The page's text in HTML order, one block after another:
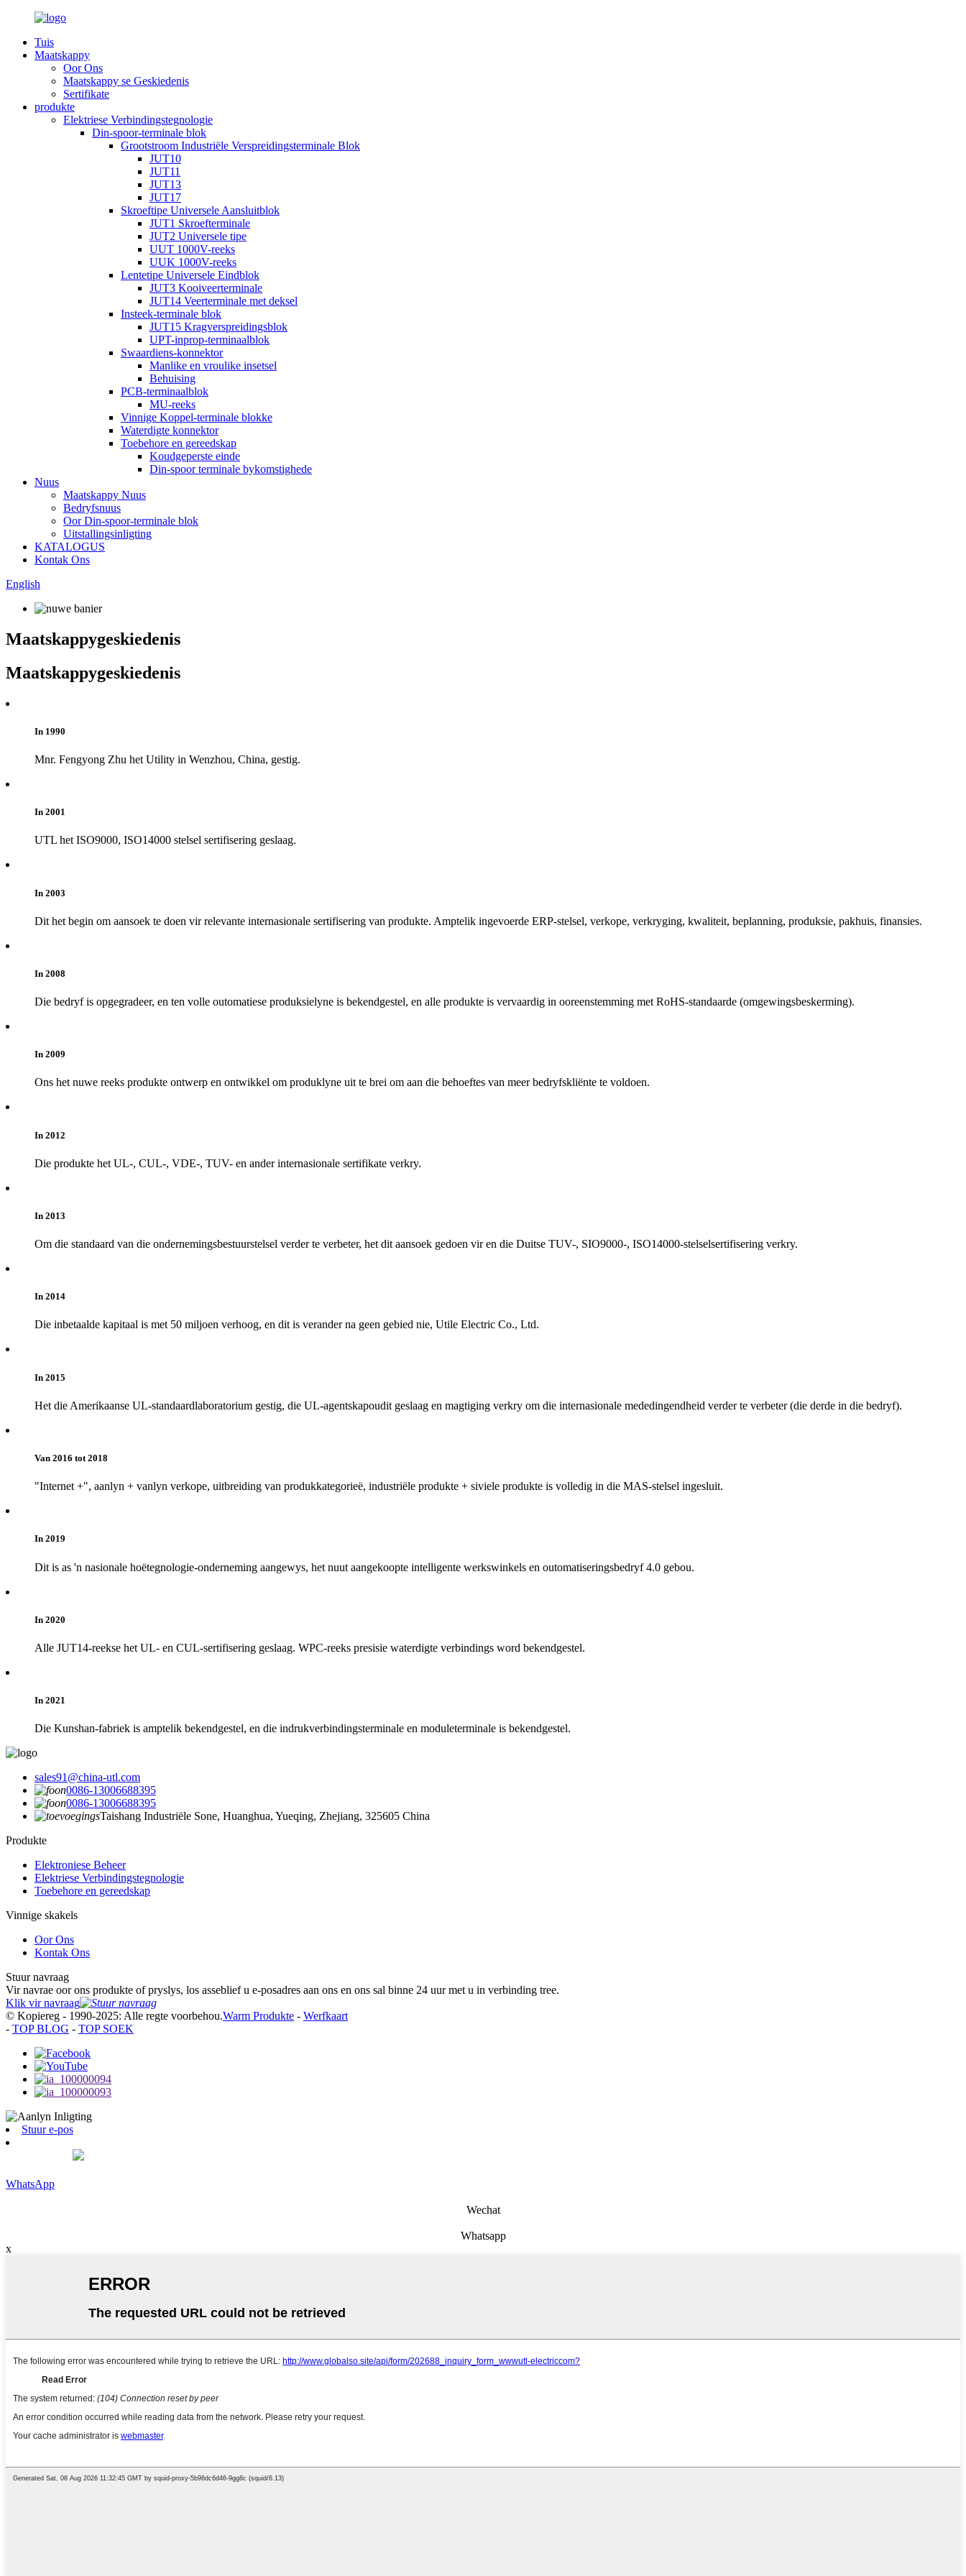
Tuis
Maatskappy
Oor Ons
Maatskappy se Geskiedenis
Sertifikate
produkte
Elektriese Verbindingstegnologie
Din-spoor-terminale blok
Grootstroom Industriële Verspreidingsterminale Blok
JUT10
JUT11
JUT13
JUT17
Skroeftipe Universele Aansluitblok
JUT1 Skroefterminale
JUT2 Universele tipe
UUT 1000V-reeks
UUK 1000V-reeks
Lentetipe Universele Eindblok
JUT3 Kooiveerterminale
JUT14 Veerterminale met deksel
Insteek-terminale blok
JUT15 Kragverspreidingsblok
UPT-inprop-terminaalblok
Swaardiens-konnektor
Manlike en vroulike insetsel
Behuising
PCB-terminaalblok
MU-reeks
Vinnige Koppel-terminale blokke
Waterdigte konnektor
Toebehore en gereedskap
Koudgeperste einde
Din-spoor terminale bykomstighede
Nuus
Maatskappy Nuus
Bedryfsnuus
Oor Din-spoor-terminale blok
Uitstallingsinligting
KATALOGUS
Kontak Ons
English
Maatskappygeskiedenis
Maatskappygeskiedenis
In 1990
Mnr. Fengyong Zhu het Utility in Wenzhou, China, gestig.
In 2001
UTL het ISO9000, ISO14000 stelsel sertifisering geslaag.
In 2003
Dit het begin om aansoek te doen vir relevante internasionale sertifisering van produkte. Amptelik ingevoerde ERP-stelsel, verkope, verkryging, kwaliteit, beplanning, produksie, pakhuis, finansies.
In 2008
Die bedryf is opgegradeer, en ten volle outomatiese produksielyne is bekendgestel, en alle produkte is vervaardig in ooreenstemming met RoHS-standaarde (omgewingsbeskerming).
In 2009
Ons het nuwe reeks produkte ontwerp en ontwikkel om produklyne uit te brei om aan die behoeftes van meer bedryfskliënte te voldoen.
In 2012
Die produkte het UL-, CUL-, VDE-, TUV- en ander internasionale sertifikate verkry.
In 2013
Om die standaard van die ondernemingsbestuurstelsel verder te verbeter, het dit aansoek gedoen vir en die Duitse TUV-, SIO9000-, ISO14000-stelselsertifisering verkry.
In 2014
Die inbetaalde kapitaal is met 50 miljoen verhoog, en dit is verander na geen gebied nie, Utile Electric Co., Ltd.
In 2015
Het die Amerikaanse UL-standaardlaboratorium gestig, die UL-agentskapoudit geslaag en magtiging verkry om die internasionale mededingendheid verder te verbeter (die derde in die bedryf).
Van 2016 tot 2018
"Internet +", aanlyn + vanlyn verkope, uitbreiding van produkkategorieë, industriële produkte + siviele produkte is volledig in die MAS-stelsel ingesluit.
In 2019
Dit is as 'n nasionale hoëtegnologie-onderneming aangewys, het nuut aangekoopte intelligente werkswinkels en outomatiseringsbedryf 4.0 gebou.
In 2020
Alle JUT14-reekse het UL- en CUL-sertifisering geslaag. WPC-reeks presisie waterdigte verbindings word bekendgestel.
In 2021
Die Kunshan-fabriek is amptelik bekendgestel, en die indrukverbindingsterminale en moduleterminale is bekendgestel.
sales91@china-utl.com
0086-13006688395
0086-13006688395
Taishang Industriële Sone, Huanghua, Yueqing, Zhejiang, 325605 China
Produkte
Elektroniese Beheer
Elektriese Verbindingstegnologie
Toebehore en gereedskap
Vinnige skakels
Oor Ons
Kontak Ons
Stuur navraag
Vir navrae oor ons produkte of pryslys, los asseblief u e-posadres aan ons en ons sal binne 24 uur met u in verbinding tree.
Klik vir navraag
© Kopiereg - 1990-2025: Alle regte voorbehou.Warm Produkte - Werfkaart
- TOP BLOG - TOP SOEK
Stuur e-pos
WhatsApp
Wechat
Whatsapp
x